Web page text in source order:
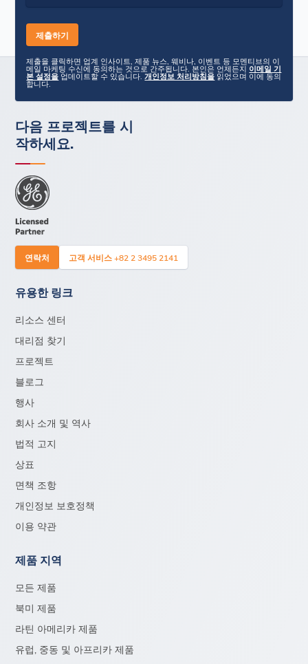
제출을 클릭하면 업계 인사이트, 제품 뉴스, 웨비나, 이벤트 등 모멘티브의 이
메일 마케팅 수신에 동의하는 것으로 간주됩니다. 본인은 언제든지 이메일 기
본 설정을 업데이트할 수 있습니다.개인정보 처리방침을 읽었으며 이에 동의
합니다.
다음 프로젝트를 시
작하세요.
연락처 고객 서비스 +82 2 3495 2141
유용한 링크
리소스 센터
대리점 찾기
프로젝트
블로그
행사
회사 소개 및 역사
법적 고지
상표
면책 조항
개인정보 보호정책
이용 약관
제품 지역
모든 제품
북미 제품
라틴 아메리카 제품
유럽, 중동 및 아프리카 제품